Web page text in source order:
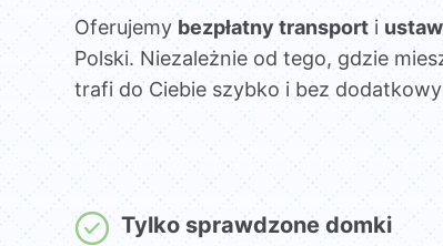
Oferujemy bezpłatny transport i
Polski. Niezależnie od tego, gdzie
trafi do Ciebie szybko i bez
Tylko sprawdzone domki